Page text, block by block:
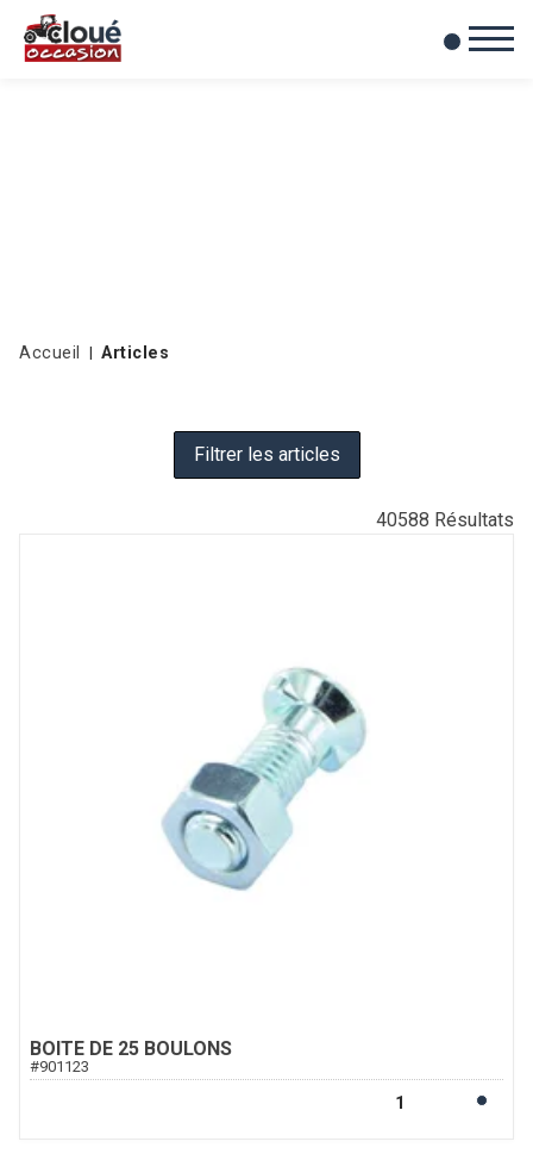
Mes favoris
0
Accueil Articles
Filtrer les articles
40588 Résultats
BOITE DE 25 BOULONS
#901123